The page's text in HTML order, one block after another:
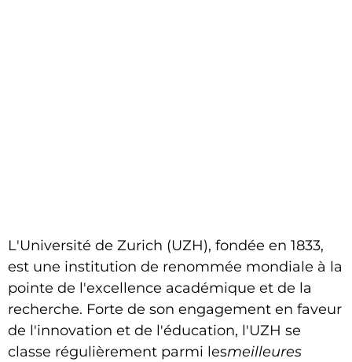
L'Université de Zurich (UZH), fondée en 1833,
est une institution de renommée mondiale à la
pointe de l'excellence académique et de la
recherche. Forte de son engagement en faveur
de l'innovation et de l'éducation, l'UZH se
classe régulièrement parmi lesmeilleures